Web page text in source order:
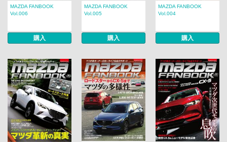
MAZDA FANBOOK
Vol.006
購入
MAZDA FANBOOK
Vol.005
購入
MAZDA FANBOOK
Vol.004
購入